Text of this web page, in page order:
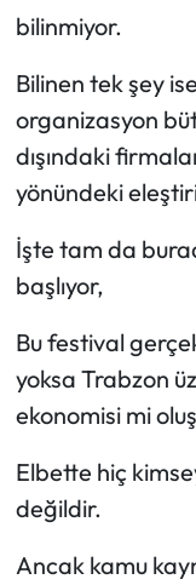
bilinmiyor.
Bilinen tek şey
organizasyon
dışındaki
yönündeki
İşte tam da
başlıyor,
Bu festival
yoksa Trabzon
ekonomisi mi
Elbette hiç
değildir.
Ancak kamu